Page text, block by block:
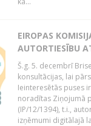
EIROPAS
AUTORTIESĪBU
Š.g. 5. decembrī
konsultācijas, lai
Ieinteresētās puses
noradītas Ziņojumā
(IP/12/1394), t.i.,
izņēmumi digitālajā